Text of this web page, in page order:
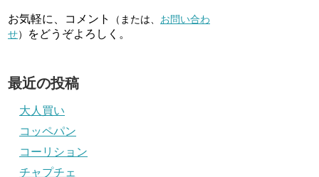
お気軽に、コメント （または、 お問い合わ
せ） をどうぞよろしく。
最近の投稿
大人買い
コッペパン
コーリション
チャプチェ